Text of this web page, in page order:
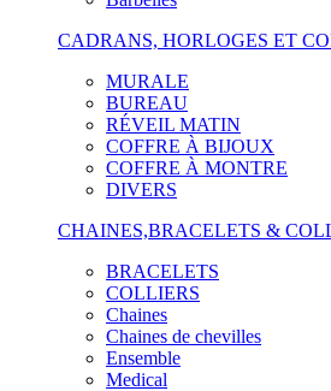
CADRANS, HORLOGES ET
MURALE
BUREAU
RÉVEIL MATIN
COFFRE À BIJOUX
COFFRE À MONTRE
DIVERS
CHAINES,BRACELETS &
BRACELETS
COLLIERS
Chaines
Chaines de chevilles
Ensemble
Medical